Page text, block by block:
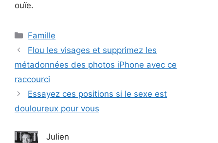
ouïe.
Catégories
Famille
Flou les visages et supprimez les
métadonnées des photos iPhone avec ce
raccourci
Essayez ces positions si le sexe est
douloureux pour vous
Julien